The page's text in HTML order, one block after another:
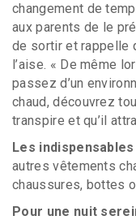
changement de
aux parents de le
de sortir et rappelle
l’aise. « De même
passez d’un
chaud, découvrez
transpire et qu’il
Les indispensables
autres vêtements
chaussures, bottes
Pour une nuit